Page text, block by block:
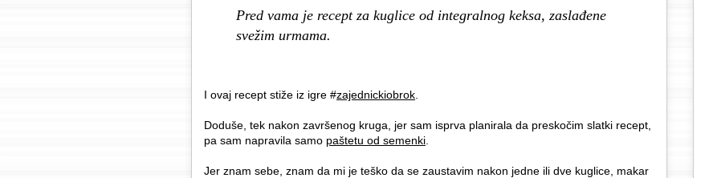
Pred vama je recept za kuglice od integralnog keksa, zaslađene
svežim urmama.
I ovaj recept stiže iz igre #zajednickiobrok
Doduše, tek nakon završenog kruga, jer sam isprva planirala da preskočim slatki recept,
pa sam napravila samo paštetu od semenki
Jer znam sebe, znam da mi je teško da se zaustavim nakon jedne ili dve kuglice, makar